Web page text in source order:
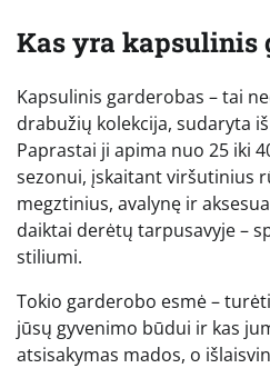
Kas yra kapsulinis
Kapsulinis garderobas – tai
drabužių kolekcija, sudaryta
Paprastai ji apima nuo 25 iki
sezonui, įskaitant viršutinius
megztinius, avalynę ir
daiktai derėtų tarpusavyje –
stiliumi.
Tokio garderobo esmė –
jūsų gyvenimo būdui ir kas
atsisakymas mados, o